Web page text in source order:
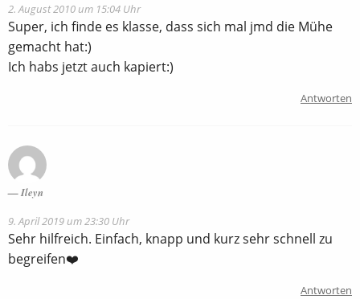
2. August 2010 um 15:04 Uhr
Super, ich finde es klasse, dass sich mal jmd die Mühe
gemacht hat:)
Ich habs jetzt auch kapiert:)
Antworten
Ileyn
9. April 2019 um 23:30 Uhr
Sehr hilfreich. Einfach, knapp und kurz sehr schnell zu
begreifen❤️
Antworten